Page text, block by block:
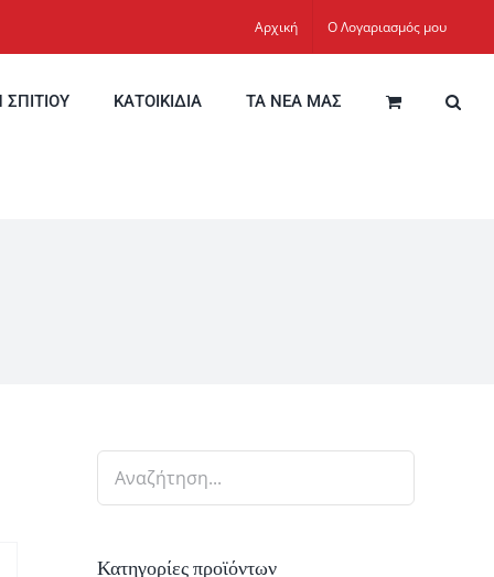
Αρχική Ο Λογαριασμός μου
ΣΠΙΤΙΟΥ ΚΑΤΟΙΚΙΔΙΑ ΤΑ ΝΕΑ ΜΑΣ
Κατηγορίες προϊόντων